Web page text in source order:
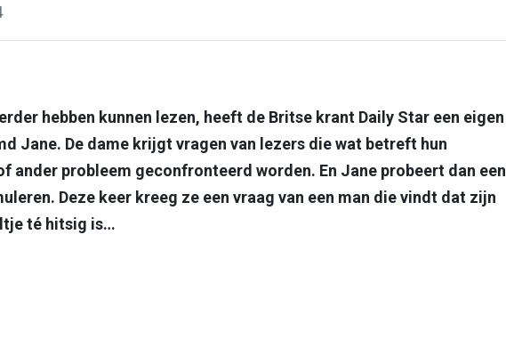
via link
hebben kunnen lezen, heeft de Britse krant Daily Star een eigen
Jane. De dame krijgt vragen van lezers die wat betreft hun
ander probleem geconfronteerd worden. En Jane probeert dan een
Deze keer kreeg ze een vraag van een man die vindt dat zijn
té hitsig is…